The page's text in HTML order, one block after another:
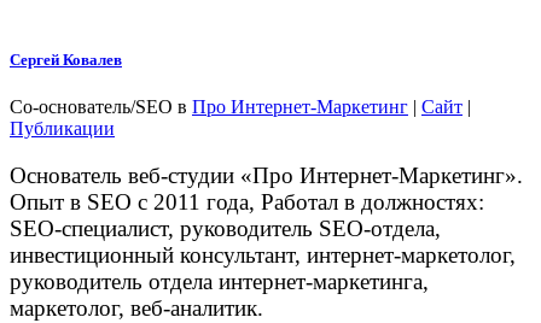
Сергей Ковалев
Со-основатель/SEO в Про Интернет-Маркетинг | Сайт |
Публикации
Основатель веб-студии «Про Интернет-Маркетинг».
Опыт в SEO с 2011 года, Работал в должностях:
SEO-специалист, руководитель SEO-отдела,
инвестиционный консультант, интернет-маркетолог,
руководитель отдела интернет-маркетинга,
маркетолог, веб-аналитик.